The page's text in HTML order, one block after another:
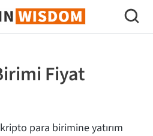
Bilgeliği
Fiyat
para birimine yatırım